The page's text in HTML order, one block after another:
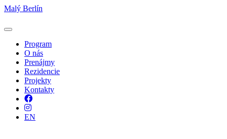
Malý Berlín
Program
O nás
Prenájmy
Rezidencie
Projekty
Kontakty
Facebook
Instagram
EN